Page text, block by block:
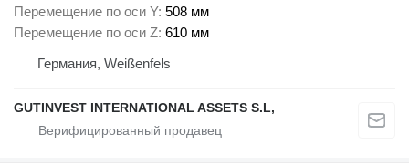
Перемещение по оси Y 508 мм
Перемещение по оси Z 610 мм
Германия, Weißenfels
GUTINVEST INTERNATIONAL ASSETS S.L,